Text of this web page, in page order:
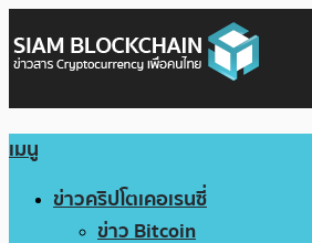
เมนู
ข่าวคริปโตเคอเรนซี่
ข่าว Bitcoin